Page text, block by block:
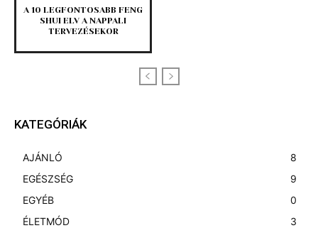
A 10 LEGFONTOSABB FENG
SHUI ELV A NAPPALI
TERVEZÉSEKOR
KATEGÓRIÁK
AJÁNLÓ
8
EGÉSZSÉG
9
EGYÉB
0
ÉLETMÓD
3